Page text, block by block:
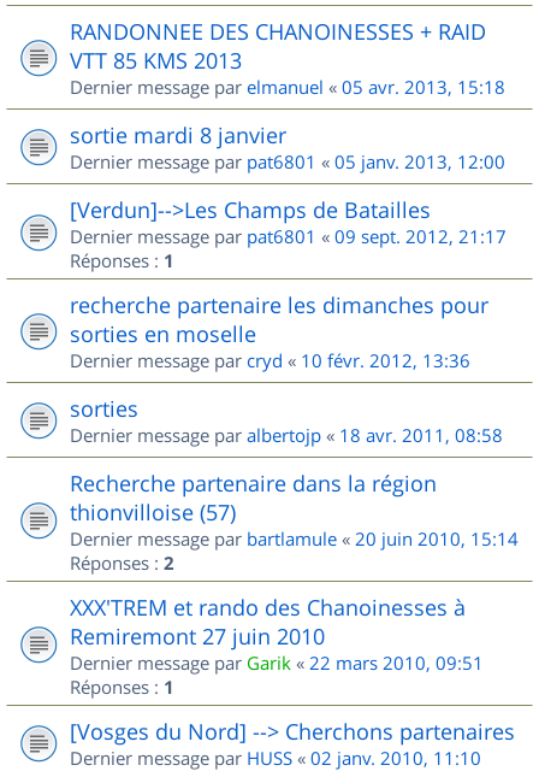
RANDONNEE DES CHANOINESSES + RAID
VTT 85 KMS 2013
Dernier message par elmanuel « 05 avr. 2013, 15:18
sortie mardi 8 janvier
Dernier message par pat6801 « 05 janv. 2013, 12:00
[Verdun]-->Les Champs de Batailles
Dernier message par pat6801 « 09 sept. 2012, 21:17
Réponses : 1
recherche partenaire les dimanches pour
sorties en moselle
Dernier message par cryd « 10 févr. 2012, 13:36
sorties
Dernier message par albertojp « 18 avr. 2011, 08:58
Recherche partenaire dans la région
thionvilloise (57)
Dernier message par bartlamule « 20 juin 2010, 15:14
Réponses : 2
XXX'TREM et rando des Chanoinesses à
Remiremont 27 juin 2010
Dernier message par Garik « 22 mars 2010, 09:51
Réponses : 1
[Vosges du Nord] --> Cherchons partenaires
Dernier message par HUSS « 02 janv. 2010, 11:10